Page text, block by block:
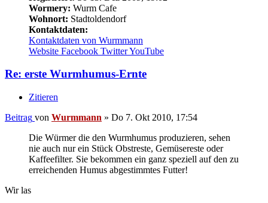
Wormery: Wurm Cafe
Wohnort: Stadtoldendorf
Kontaktdaten:
Kontaktdaten von Wurmmann
Website Facebook TwitterYouTube
Re: erste Wurmhumus-Ernte
Zitieren
Beitrag von Wurmmann » Do 7. Okt 2010, 17:54
Die Würmer die den Wurmhumus produzieren, sehen
nie auch nur ein Stück Obstreste, Gemüsereste oder
Kaffeefilter. Sie bekommen ein ganz speziell auf den zu
erreichenden Humus abgestimmtes Futter!
Wir las